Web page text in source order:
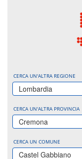
CERCA UN'ALTRA REGIONE
Lombardia
CERCA UN'ALTRA PROVINCIA
Cremona
CERCA UN COMUNE
Castel Gabbiano